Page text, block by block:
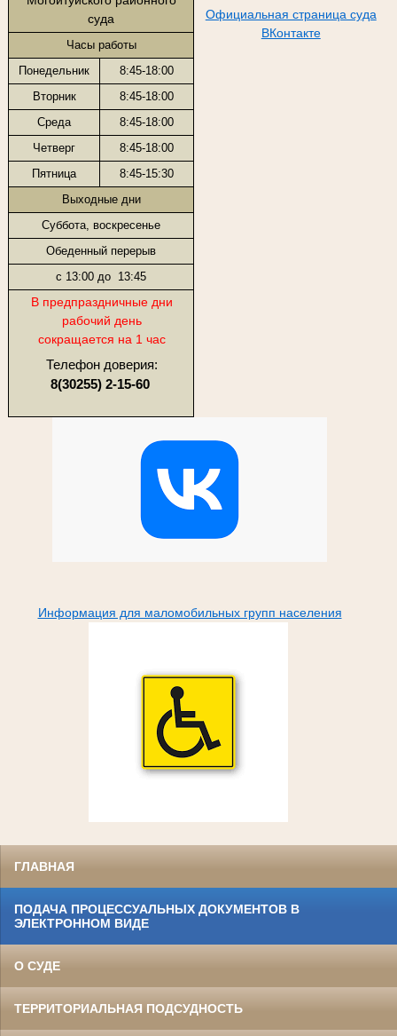
суда
Часы работы
Понедельник
8:45-18:00
Вторник
8:45-18:00
Среда
8:45-18:00
Четверг
8:45-18:00
Пятница
8:45-15:30
Выходные дни
Суббота, воскресенье
Обеденный перерыв
с 13:00 до 13:45
В предпраздничные дни
рабочий день
сокращается на 1 час
Телефон доверия:
8(30255) 2-15-60
Официальная страница суда
ВКонтакте
Информация для маломобильных групп населения
ГЛАВНАЯ
ПОДАЧА ПРОЦЕССУАЛЬНЫХ ДОКУМЕНТОВ В
ЭЛЕКТРОННОМ ВИДЕ
О СУДЕ
ТЕРРИТОРИАЛЬНАЯ ПОДСУДНОСТЬ